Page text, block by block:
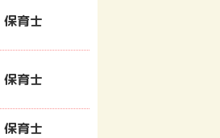
保育士
保育士
保育士